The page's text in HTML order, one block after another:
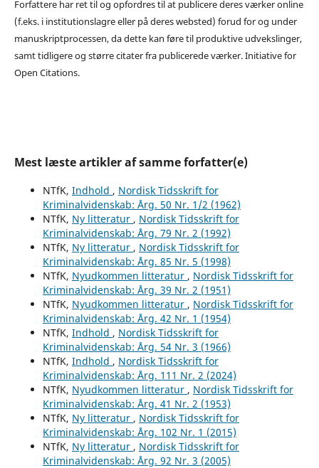
Forfattere har ret til og opfordres til at publicere deres værker online
(f.eks. i institutionslagre eller på deres websted) forud for og under
manuskriptprocessen, da dette kan føre til produktive udvekslinger,
samt tidligere og større citater fra publicerede værker. Initiative for
Open Citations.
Mest læste artikler af samme forfatter(e)
NTfK, Indhold , Nordisk Tidsskrift for
Kriminalvidenskab: Årg. 50 Nr. 1/2 (1962)
NTfK, Ny litteratur , Nordisk Tidsskrift for
Kriminalvidenskab: Årg. 79 Nr. 2 (1992)
NTfK, Ny litteratur , Nordisk Tidsskrift for
Kriminalvidenskab: Årg. 85 Nr. 5 (1998)
NTfK, Nyudkommen litteratur , Nordisk Tidsskrift for
Kriminalvidenskab: Årg. 39 Nr. 2 (1951)
NTfK, Nyudkommen litteratur , Nordisk Tidsskrift for
Kriminalvidenskab: Årg. 42 Nr. 1 (1954)
NTfK, Indhold , Nordisk Tidsskrift for
Kriminalvidenskab: Årg. 54 Nr. 3 (1966)
NTfK, Indhold , Nordisk Tidsskrift for
Kriminalvidenskab: Årg. 111 Nr. 2 (2024)
NTfK, Nyudkommen litteratur , Nordisk Tidsskrift for
Kriminalvidenskab: Årg. 41 Nr. 2 (1953)
NTfK, Ny litteratur , Nordisk Tidsskrift for
Kriminalvidenskab: Årg. 102 Nr. 1 (2015)
NTfK, Ny litteratur , Nordisk Tidsskrift for
Kriminalvidenskab: Årg. 92 Nr. 3 (2005)